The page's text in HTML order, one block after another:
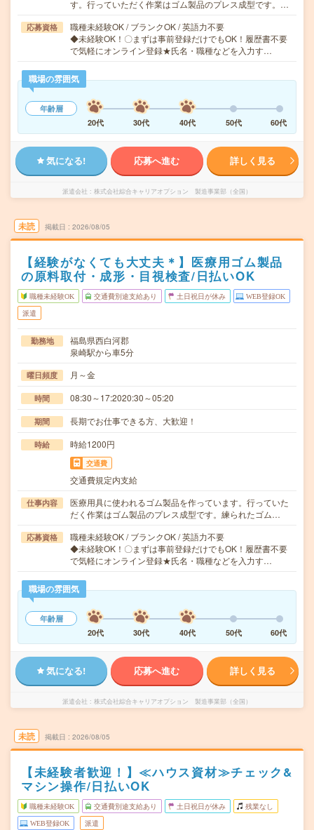
す。行っていただく作業はゴム製品のプレス成型です。…
応募資格
職種未経験OK / ブランクOK / 英語力不要
◆未経験OK！〇まずは事前登録だけでもOK！履歴書不要
で気軽にオンライン登録★氏名・職種などを入力す…
職場の雰囲気
年齢層
20代
30代 40代 50代 60代
気になる! 応募へ進む 詳しく見る
派遣会社 株式会社綜合キャリアオプション 製造事業部（全国）
未読 掲載日 2026/08/05
【経験がなくても大丈夫＊】医療用ゴム製品
の原料取付・成形・目視検査/日払いOK
職種未経験OK 交通費別途支給あり 土日祝日が休み WEB登録OK
派遣
勤務地
福島県西白河郡
泉崎駅から車5分
曜日頻度 月～金
時間 08:30～17:2020:30～05:20
期間 長期でお仕事できる方、大歓迎！
時給 時給1200円
交通費
交通費規定内支給
仕事内容
医療用具に使われるゴム製品を作っています。行っていた
だく作業はゴム製品のプレス成型です。練られたゴム…
応募資格
職種未経験OK / ブランクOK / 英語力不要
◆未経験OK！〇まずは事前登録だけでもOK！履歴書不要
で気軽にオンライン登録★氏名・職種などを入力す…
職場の雰囲気
年齢層
20代
30代 40代 50代 60代
気になる! 応募へ進む 詳しく見る
派遣会社 株式会社綜合キャリアオプション 製造事業部（全国）
未読 掲載日 2026/08/05
【未経験者歓迎！】≪ハウス資材≫チェック&
マシン操作/日払いOK
職種未経験OK 交通費別途支給あり 土日祝日が休み 残業なし
WEB登録OK 派遣